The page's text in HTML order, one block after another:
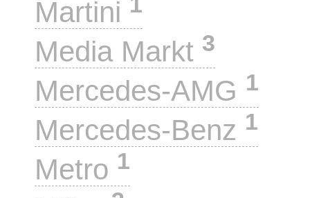
Martini
Media Markt 3
Mercedes-AMG 1
Mercedes-Benz 1
Metro 1